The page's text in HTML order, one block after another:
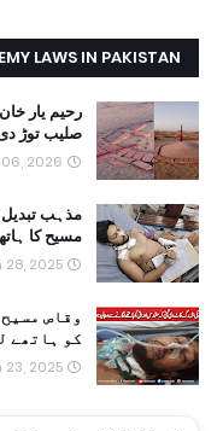
LAWS IN PAKISTAN
رحیم یار
صلیب توڑ دی
2026
مذہب تبدیل
مسیح کا
28, 2025
وقاص
کو ہاتھے
23, 2025